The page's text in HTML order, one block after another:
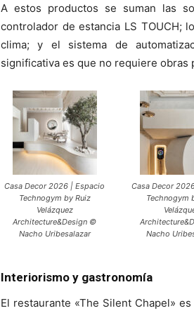
A estos productos se suman las
controlador de estancia LS TOUCH;
clima; y el sistema de
significativa es que no requiere obras
Casa Decor 2026 | Espacio
Technogym by Ruiz
Velázquez
Architecture&Design ©
Nacho Uribesalazar
Casa Decor
Technogym
Nacho
Interiorismo y gastronomía
El restaurante «The Silent Chapel»